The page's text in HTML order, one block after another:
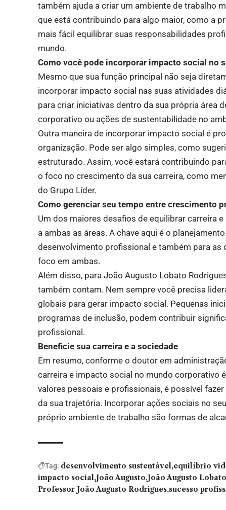
também ajuda a criar um ambiente de trabalho
que está contribuindo para algo maior, como a
mais fácil equilibrar suas responsabilidades
mundo.
Como você pode incorporar impacto social no
Mesmo que sua função principal não seja
incorporar impacto social nas suas atividades
para criar iniciativas dentro da sua própria área
corporativo ou ações de sustentabilidade no
Outra maneira de incorporar impacto social é
organização. Pode ser algo simples, como
estruturado. Assim, você estará contribuindo
o foco no crescimento da sua carreira, como
do Grupo Líder.
Como gerenciar seu tempo entre crescimento
Um dos maiores desafios de equilibrar carreira
a ambas as áreas. A chave aqui é o
desenvolvimento profissional e também para as
foco em ambas.
Além disso, para João Augusto Lobato
também contam. Nem sempre você precisa
globais para gerar impacto social. Pequenas
programas de inclusão, podem contribuir
profissional.
Beneficie sua carreira e a sociedade
Em resumo, conforme o doutor em
carreira e impacto social no mundo corporativo
valores pessoais e profissionais, é possível
da sua trajetória. Incorporar ações sociais no
próprio ambiente de trabalho são formas de
Tag: desenvolvimento sustentável equilíbrio
impacto social João Augusto João Augusto
Professor João Augusto Rodrigues sucesso